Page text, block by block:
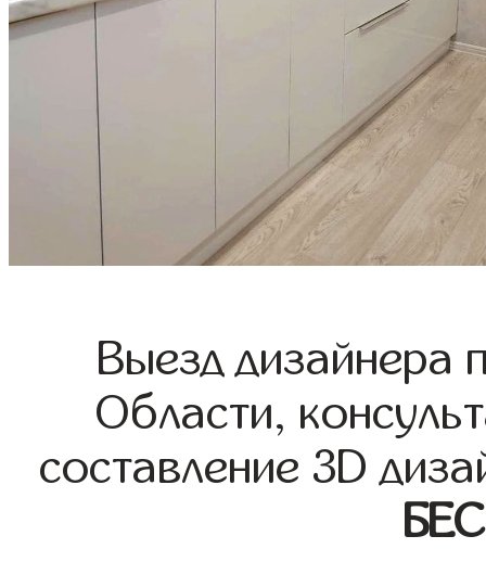
Выезд дизайнера
Области,
составление 3D